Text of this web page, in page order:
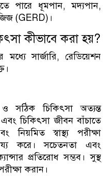
পারে ধূমপান, মদ্যপান,
(GERD)।
কীভাবে করা হয়?
মধ্যে সার্জারি, রেডিয়েশন
ও সঠিক চিকিৎসা অত্যন্ত
চিকিৎসা জীবন বাঁচাতে
নিয়মিত স্বাস্থ্য পরীক্ষা
করে। সচেতনতা এবং
প্রতিরোধ সম্ভব। সুস্থ
করান।